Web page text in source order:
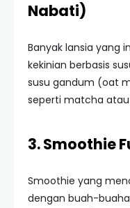
Nabati)
Banyak lansia yang
kekinian berbasis
susu gandum (oat
seperti matcha
3. Smoothie
Smoothie yang
dengan buah-